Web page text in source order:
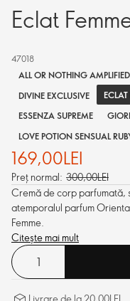
Eclat
47018
ALL OR NOTHING AMPLIFIED
DIVINE EXCLUSIVE
ESSENZA SUPREME
LOVE POTION SENSUAL
169,00LEI
Preț normal: 300,00LEI
Cremă de corp parfumată,
atemporalul parfum
Femme.
Citește mai mult
Livrare de la 20,00LEI